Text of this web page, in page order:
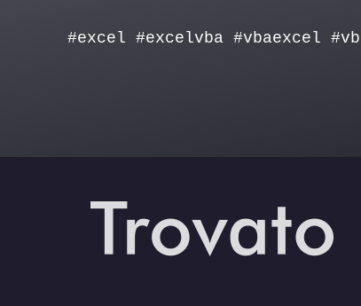
#excel #excelvba #vbaexcel